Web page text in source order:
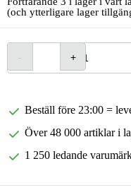
(och ytterligare lager
Beställ före 23:00 =
Över 48 000 artiklar i
1 250 ledande